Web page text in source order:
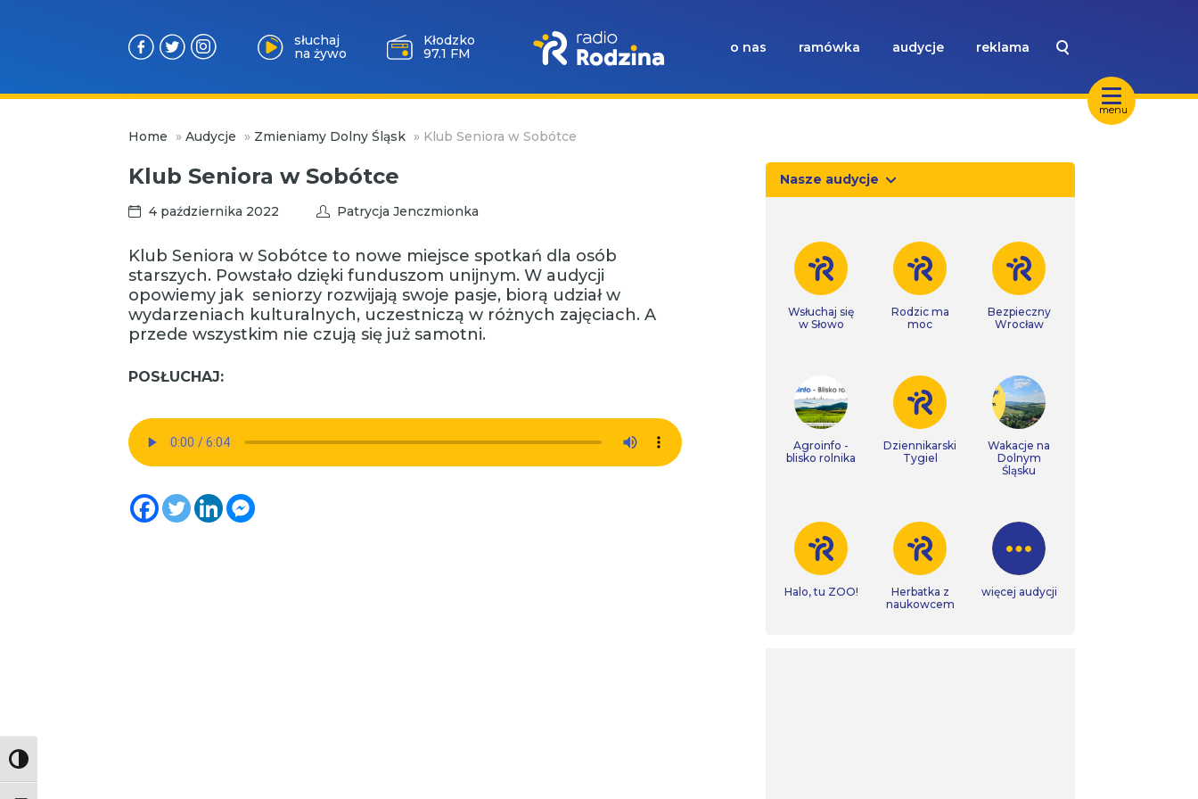
Toggle High Contrast
menu
słuchaj
na żywo
Wołów
99.6 FM
o nas ramówka audycje reklama
Home » Audycje » Zmieniamy Dolny Śląsk » Klub Seniora w Sobótce
Klub Seniora w Sobótce
4 października 2022 Patrycja Jenczmionka
Klub Seniora w Sobótce to nowe miejsce spotkań dla osób
starszych. Powstało dzięki funduszom unijnym. W audycji
opowiemy jak seniorzy rozwijają swoje pasje, biorą udział w
wydarzeniach kulturalnych, uczestniczą w różnych zajęciach. A
przede wszystkim nie czują się już samotni.
POSŁUCHAJ:
Nasze audycje
Wsłuchaj się
w Słowo
Rodzic ma
moc
Bezpieczny
Wrocław
Agroinfo -
blisko rolnika
Dziennikarski
Tygiel
Wakacje na
Dolnym
Śląsku
Halo, tu ZOO!
Herbatka z
naukowcem
więcej audycji